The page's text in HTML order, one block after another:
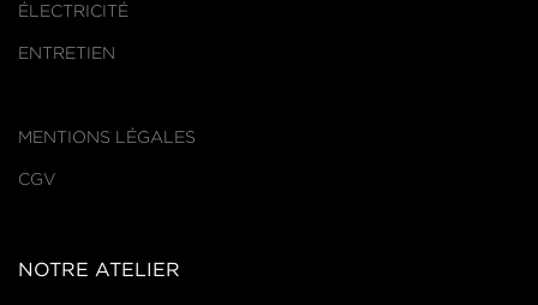
ÉLECTRICITÉ
ENTRETIEN
MENTIONS LÉGALES
CGV
NOTRE ATELIER